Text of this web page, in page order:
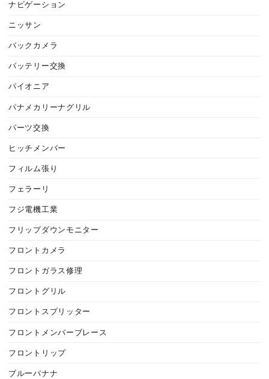
ナビゲーション
ニッサン
バックカメラ
バッテリー交換
パイオニア
パナメカリーナグリル
パーツ交換
ヒッチメンバー
フィルム張り
フェラーリ
フジ電機工業
フリップダウンモニター
フロントカメラ
フロントガラス修理
フロントグリル
フロントスプリッター
フロントメンバーブレース
フロントリップ
ブルーバナナ